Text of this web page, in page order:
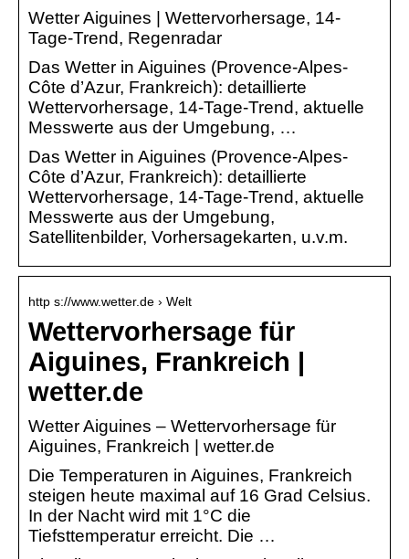
Wetter Aiguines | Wettervorhersage, 14-
Tage-Trend, Regenradar
Das Wetter in Aiguines (Provence-Alpes-
Côte d’Azur, Frankreich): detaillierte
Wettervorhersage, 14-Tage-Trend, aktuelle
Messwerte aus der Umgebung, …
Das Wetter in Aiguines (Provence-Alpes-
Côte d’Azur, Frankreich): detaillierte
Wettervorhersage, 14-Tage-Trend, aktuelle
Messwerte aus der Umgebung,
Satellitenbilder, Vorhersagekarten, u.v.m.
http s://www.wetter.de › Welt
Wettervorhersage für
Aiguines, Frankreich |
wetter.de
Wetter Aiguines – Wettervorhersage für
Aiguines, Frankreich | wetter.de
Die Temperaturen in Aiguines, Frankreich
steigen heute maximal auf 16 Grad Celsius.
In der Nacht wird mit 1°C die
Tiefsttemperatur erreicht. Die …